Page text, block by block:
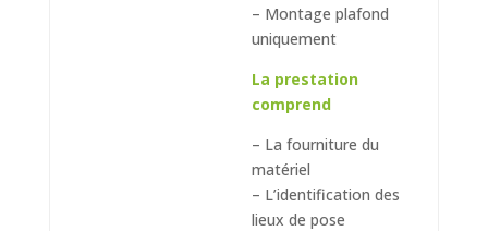
– Montage plafond
uniquement
La prestation
comprend
– La fourniture du
matériel
– L’identification des
lieux de pose